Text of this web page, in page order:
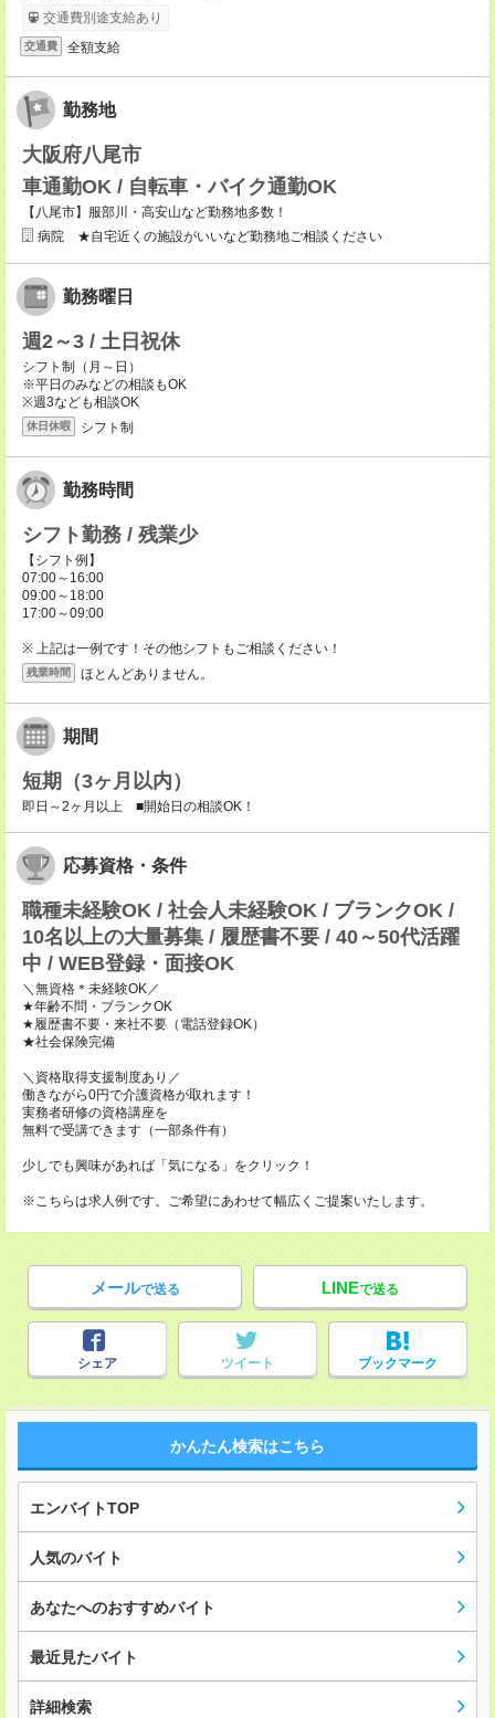
交通費別途支給あり
交通費 全額支給
勤務地
大阪府八尾市
車通勤OK / 自転車・バイク通勤OK
【八尾市】服部川・高安山など勤務地多数！
病院 ★自宅近くの施設がいいなど勤務地ご相談ください
勤務曜日
週2～3 / 土日祝休
シフト制（月～日）
※平日のみなどの相談もOK
※週3なども相談OK
休日休暇 シフト制
勤務時間
シフト勤務 / 残業少
【シフト例】
07:00～16:00
09:00～18:00
17:00～09:00
※ 上記は一例です！その他シフトもご相談ください！
残業時間 ほとんどありません。
期間
短期（3ヶ月以内）
即日～2ヶ月以上 ■開始日の相談OK！
応募資格・条件
職種未経験OK / 社会人未経験OK / ブランクOK /
10名以上の大量募集 / 履歴書不要 / 40～50代活躍
中 / WEB登録・面接OK
＼無資格＊未経験OK／
★年齢不問・ブランクOK
★履歴書不要・来社不要（電話登録OK）
★社会保険完備
＼資格取得支援制度あり／
働きながら0円で介護資格が取れます！
実務者研修の資格講座を
無料で受講できます（一部条件有）
少しでも興味があれば「気になる」をクリック！
※こちらは求人例です。ご希望にあわせて幅広くご提案いたします。
メールで送る LINEで送る
シェア ツイート ブックマーク
かんたん検索はこちら
エンバイトTOP
人気のバイト
あなたへのおすすめバイト
最近見たバイト
詳細検索